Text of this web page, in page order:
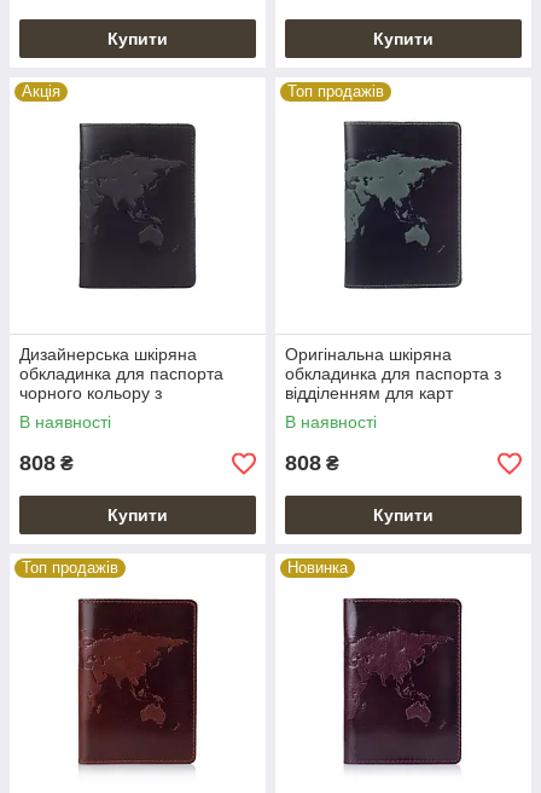
Купити Купити
Акція
Дизайнерська шкіряна
обкладинка для паспорта
чорного кольору з
відділенням для карт,
колекція "World Map"
В наявності
808 ₴
Купити
Топ продажів
Оригінальна шкіряна
обкладинка для паспорта з
відділенням для карт
зеленого кольору з художнім
тисненням "World Map"
В наявності
808 ₴
Купити
Топ продажів Новинка